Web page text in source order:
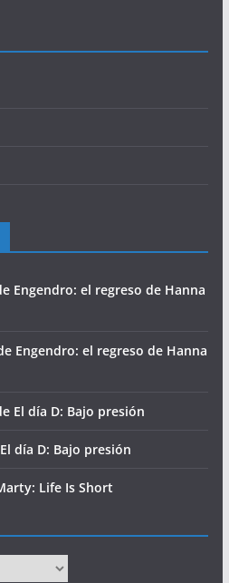
Engendro: el regreso de Hanna
Engendro: el regreso de Hanna
El día D: Bajo presión
día D: Bajo presión
Life Is Short